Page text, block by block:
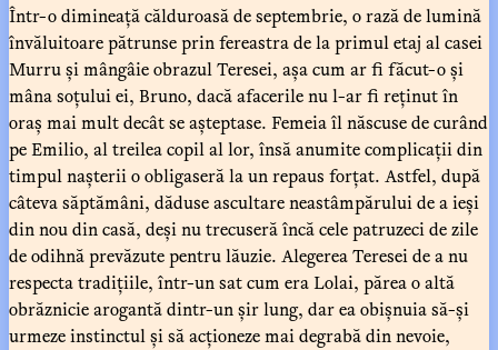
Într-o dimineață călduroasă de septembrie, o rază de lumină
învăluitoare pătrunse prin fereastra de la primul etaj al casei
Murru și mângâie obrazul Teresei, așa cum ar fi făcut-o și
mâna soțului ei, Bruno, dacă afacerile nu l-ar fi reținut în
oraș mai mult decât se așteptase. Femeia îl născuse de curând
pe Emilio, al treilea copil al lor, însă anumite complicații din
timpul nașterii o obligaseră la un repaus forțat. Astfel, după
câteva săptămâni, dăduse ascultare neastâmpărului de a ieși
din nou din casă, deși nu trecuseră încă cele patruzeci de zile
de odihnă prevăzute pentru lăuzie. Alegerea Teresei de a nu
respecta tradițiile, într-un sat cum era Lolai, părea o altă
obrăznicie arogantă dintr-un șir lung, dar ea obișnuia să-și
urmeze instinctul și să acționeze mai degrabă din nevoie,